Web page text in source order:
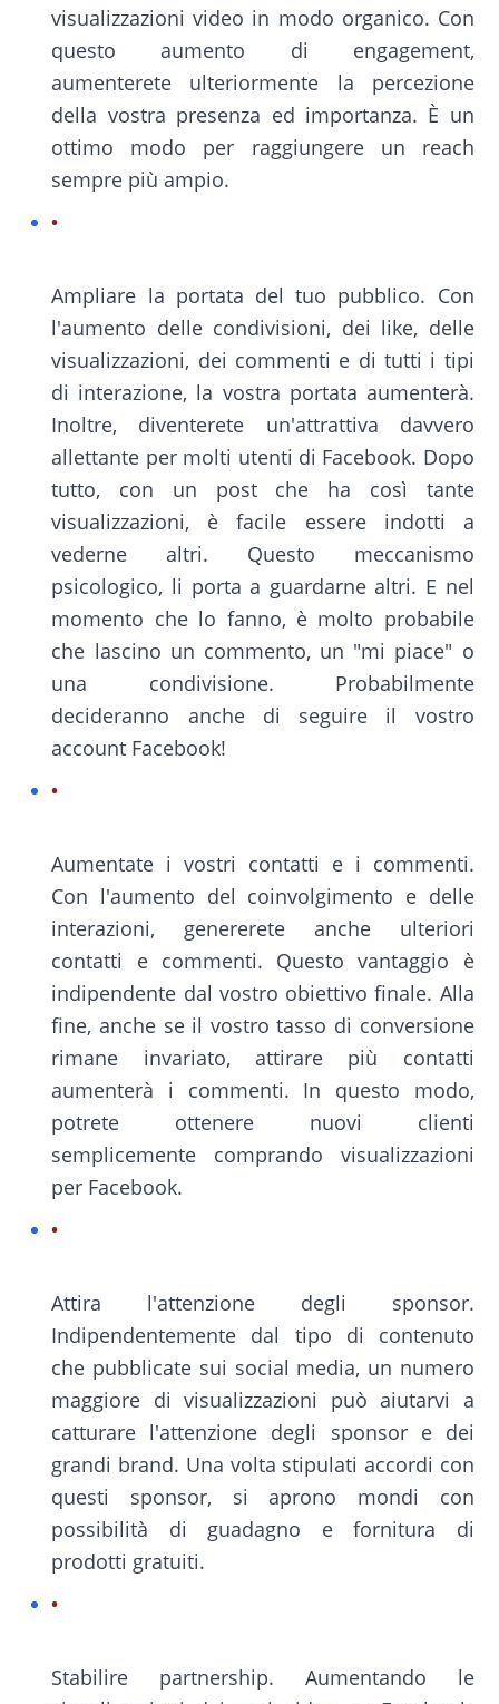
visualizzazioni video in modo organico. Con
questo aumento di engagement,
aumenterete ulteriormente la percezione
della vostra presenza ed importanza. È un
ottimo modo per raggiungere un reach
sempre più ampio.
Ampliare la portata del tuo pubblico. Con
l'aumento delle condivisioni, dei like, delle
visualizzazioni, dei commenti e di tutti i tipi
di interazione, la vostra portata aumenterà.
Inoltre, diventerete un'attrattiva davvero
allettante per molti utenti di Facebook. Dopo
tutto, con un post che ha così tante
visualizzazioni, è facile essere indotti a
vederne altri. Questo meccanismo
psicologico, li porta a guardarne altri. E nel
momento che lo fanno, è molto probabile
che lascino un commento, un "mi piace" o
una condivisione. Probabilmente
decideranno anche di seguire il vostro
account Facebook!
Aumentate i vostri contatti e i commenti.
Con l'aumento del coinvolgimento e delle
interazioni, genererete anche ulteriori
contatti e commenti. Questo vantaggio è
indipendente dal vostro obiettivo finale. Alla
fine, anche se il vostro tasso di conversione
rimane invariato, attirare più contatti
aumenterà i commenti. In questo modo,
potrete ottenere nuovi clienti
semplicemente comprando visualizzazioni
per Facebook.
Attira l'attenzione degli sponsor.
Indipendentemente dal tipo di contenuto
che pubblicate sui social media, un numero
maggiore di visualizzazioni può aiutarvi a
catturare l'attenzione degli sponsor e dei
grandi brand. Una volta stipulati accordi con
questi sponsor, si aprono mondi con
possibilità di guadagno e fornitura di
prodotti gratuiti.
Stabilire partnership. Aumentando le